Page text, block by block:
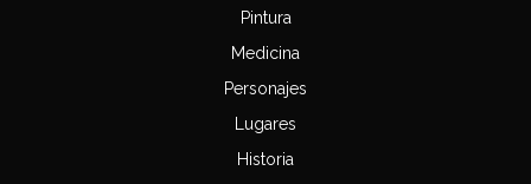
Pintura
Medicina
Personajes
Lugares
Historia